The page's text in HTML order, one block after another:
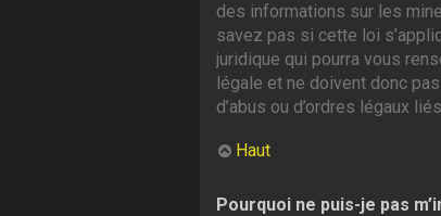
des informations sur les
savez pas si cette loi
juridique qui pourra vous
légale et ne doivent donc
d’abus ou d’ordres légaux
Haut
Pourquoi ne puis-je pas